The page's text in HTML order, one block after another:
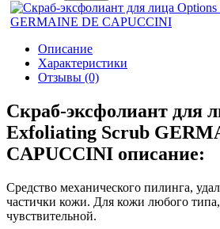
Описание
Характеристики
Отзывы (0)
Скраб-эксфолиант для
Exfoliating Scrub
CAPUCCINI описание:
Средство механического пилинга,
частички кожи. Для кожи любого
чувствительной.